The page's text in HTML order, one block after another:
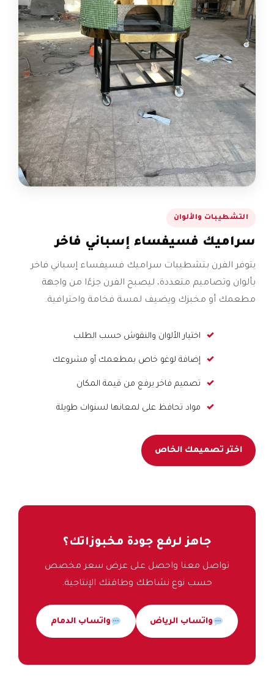
التشطيبات والألوان
سراميك فسيفساء إسباني فاخر
يتوفر الفرن بتشطيبات سراميك فسيفساء إسباني فاخر
بألوان وتصاميم متعددة، ليصبح الفرن جزءًا من واجهة
مطعمك أو مخبزك ويضيف لمسة فخامة واحترافية.
اختيار الألوان والنقوش حسب الطلب
إضافة لوغو خاص بمطعمك أو مشروعك
تصميم فاخر يرفع من قيمة المكان
مواد تحافظ على لمعانها لسنوات طويلة
اختر تصميمك الخاص
جاهز لرفع جودة مخبوزاتك؟
تواصل معنا واحصل على عرض سعر مخصص
حسب نوع نشاطك وطاقتك الإنتاجية.
واتساب الرياض واتساب الدمام